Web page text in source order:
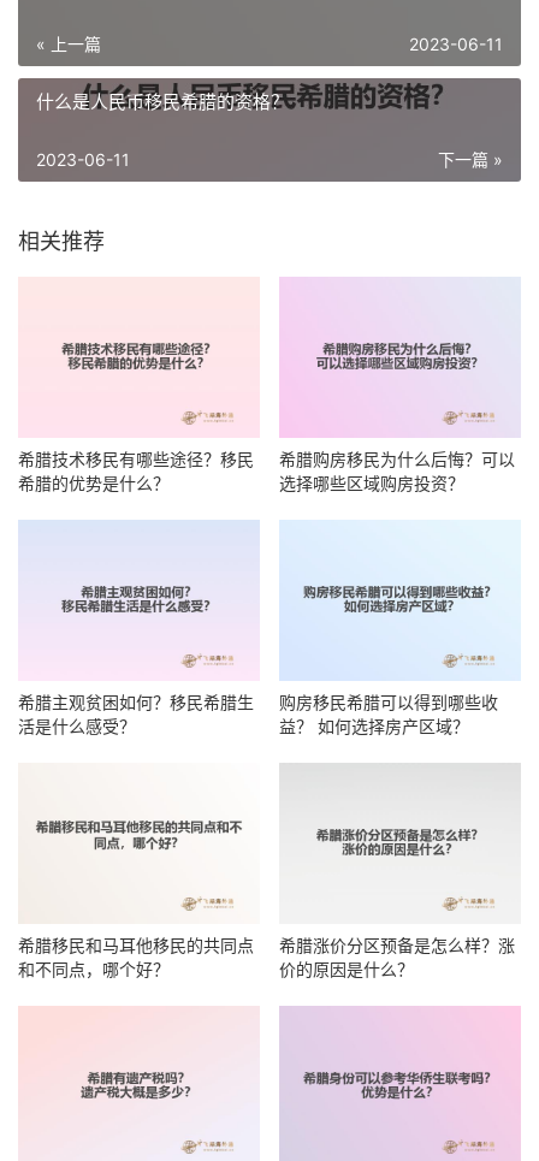
« 上一篇 2023-06-11
什么是人民币移民希腊的资格？
下一篇 »
2023-06-11
相关推荐
希腊技术移民有哪些途径？移民
希腊的优势是什么？
希腊购房移民为什么后悔？可以
选择哪些区域购房投资？
希腊主观贫困如何？移民希腊生
活是什么感受？
购房移民希腊可以得到哪些收
益？ 如何选择房产区域？
希腊移民和马耳他移民的共同点
和不同点，哪个好？
希腊涨价分区预备是怎么样？涨
价的原因是什么？